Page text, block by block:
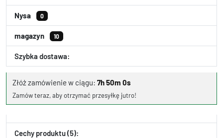
Nysa 0
magazyn 10
Szybka dostawa:
Złóż zamówienie w ciągu: 7h 49m 59s
Zamów teraz, aby otrzymać przesyłkę jutro!
Cechy produktu (5):